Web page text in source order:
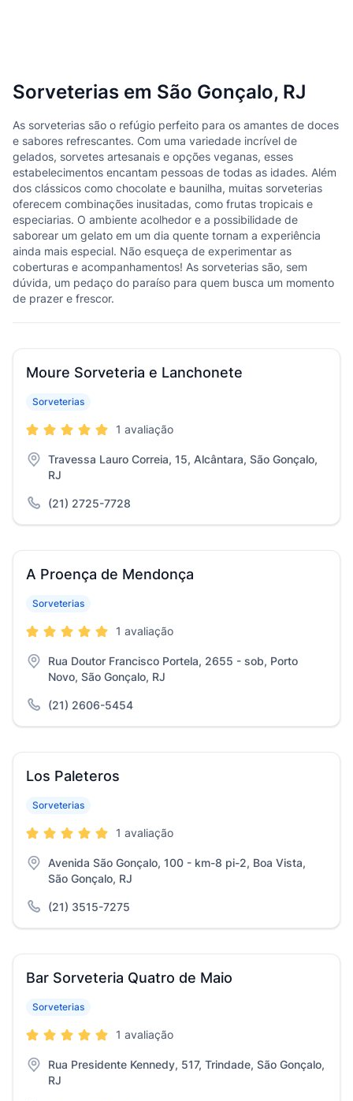
Sorveterias em São Gonçalo, RJ
As sorveterias são o refúgio perfeito para os amantes de doces
e sabores refrescantes. Com uma variedade incrível de
gelados, sorvetes artesanais e opções veganas, esses
estabelecimentos encantam pessoas de todas as idades. Além
dos clássicos como chocolate e baunilha, muitas sorveterias
oferecem combinações inusitadas, como frutas tropicais e
especiarias. O ambiente acolhedor e a possibilidade de
saborear um gelato em um dia quente tornam a experiência
ainda mais especial. Não esqueça de experimentar as
coberturas e acompanhamentos! As sorveterias são, sem
dúvida, um pedaço do paraíso para quem busca um momento
de prazer e frescor.
Moure Sorveteria e Lanchonete
Sorveterias
1 avaliação
Travessa Lauro Correia, 15, Alcântara, São Gonçalo,
RJ
(21) 2725-7728
A Proença de Mendonça
Sorveterias
1 avaliação
Rua Doutor Francisco Portela, 2655 - sob, Porto
Novo, São Gonçalo, RJ
(21) 2606-5454
Los Paleteros
Sorveterias
1 avaliação
Avenida São Gonçalo, 100 - km-8 pi-2, Boa Vista,
São Gonçalo, RJ
(21) 3515-7275
Bar Sorveteria Quatro de Maio
Sorveterias
1 avaliação
Rua Presidente Kennedy, 517, Trindade, São Gonçalo,
RJ